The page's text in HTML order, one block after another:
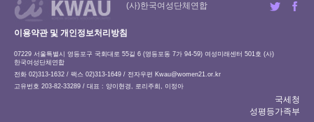
(사)한국여성단체연합
이용약관 및 개인정보처리방침
07229 서울특별시 영등포구 국회대로 55길 6 (영등포동 7가 94-59) 여성미래센터 501호 (사)
한국여성단체연합
전화 02)313-1632 / 팩스 02)313-1649 / 전자우편 Kwau@women21.or.kr
고유번호 203-82-33289 / 대표 : 양이현경, 로리주희, 이정아
국세청
성평등가족부